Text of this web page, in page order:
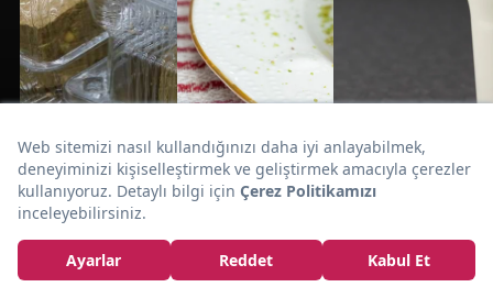
Kerevit Nedir, Nasıl
Yenir?
ÖĞREN
Helva Nasıl
Saklanır?
ÖĞREN
Tatlılar Nasıl
Hangi Yiyeceği